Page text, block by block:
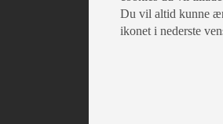
Du vil altid kunne
ikonet i nederste